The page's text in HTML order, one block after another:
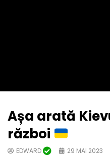
Așa arată
război
EDWARD 29 MAI 2023